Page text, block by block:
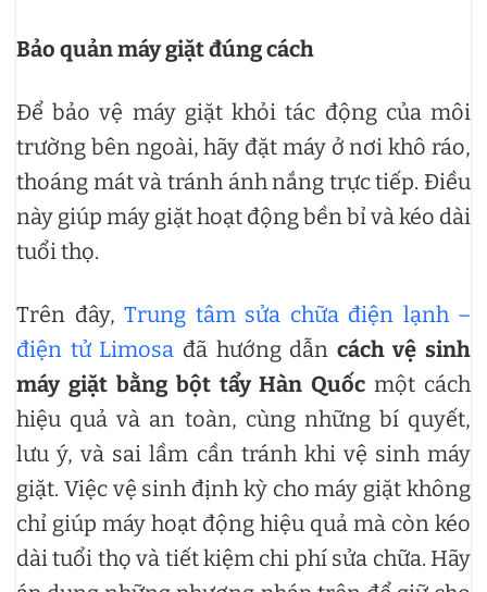
Bảo quản máy giặt đúng cách
Để bảo vệ máy giặt khỏi tác động của môi
trường bên ngoài, hãy đặt máy ở nơi khô ráo,
thoáng mát và tránh ánh nắng trực tiếp. Điều
này giúp máy giặt hoạt động bền bỉ và kéo dài
tuổi thọ.
Trên đây, Trung tâm sửa chữa điện lạnh –
điện tử Limosa đã hướng dẫn cách vệ sinh
máy giặt bằng bột tẩy Hàn Quốc một cách
hiệu quả và an toàn, cùng những bí quyết,
lưu ý, và sai lầm cần tránh khi vệ sinh máy
giặt. Việc vệ sinh định kỳ cho máy giặt không
chỉ giúp máy hoạt động hiệu quả mà còn kéo
dài tuổi thọ và tiết kiệm chi phí sửa chữa. Hãy